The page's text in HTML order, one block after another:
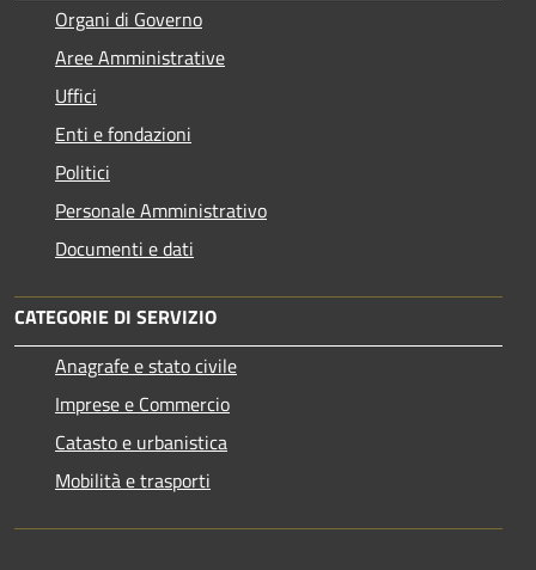
Organi di Governo
Aree Amministrative
Uffici
Enti e fondazioni
Politici
Personale Amministrativo
Documenti e dati
CATEGORIE DI SERVIZIO
Anagrafe e stato civile
Imprese e Commercio
Catasto e urbanistica
Mobilità e trasporti